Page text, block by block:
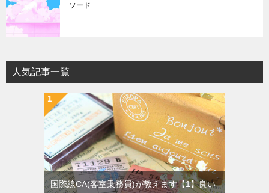
ソード
人気記事一覧
国際線CA(客室乗務員)が教えます【1】良い